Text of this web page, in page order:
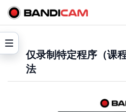
仅录制特定程序（课
法